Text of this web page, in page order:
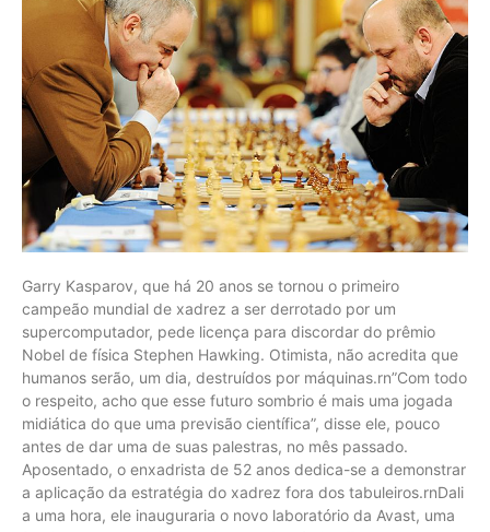
Garry Kasparov, que há 20 anos se tornou o primeiro campeão mundial de xadrez a ser derrotado por um supercomputador, pede licença para discordar do prêmio Nobel de física Stephen Hawking. Otimista, não acredita que humanos serão, um dia, destruídos por máquinas.rn”Com todo o respeito, acho que esse futuro sombrio é mais uma jogada midiática do que uma previsão científica”, disse ele, pouco antes de dar uma de suas palestras, no mês passado. Aposentado, o enxadrista de 52 anos dedica-se a demonstrar a aplicação da estratégia do xadrez fora dos tabuleiros.rnDali a uma hora, ele inauguraria o novo laboratório da Avast, uma fabricante de antivírus sediada na República Tcheca. Nos países do antigo bloco soviético, Kasparov, nascido no Azerbaijão, é um nome que ressoa –assim como ressoa sua relação com computadores.rn”Gostam de lembrar do jogo que perdi, mas ganhei a guerra.” Referia-se à partida de 10 de fevereiro de 1996 contra Deep Blue, um supercomputador da IBM. Kasparov ganharia três partidas e empataria outras duas contra o oponente de silício, mantendo o título mundial.rnUm ano depois da disputa, a máquina, atualizada, venceu a revanche.rnrn rn rn Peter Morgan – 11.mai.1997/Reutersrn rn rn rn rn rn Plateia assiste a embate entre Kasparov e o computador Deep Blue, da IBMrn rn rnrnCampeão mundial desde 1985, ele não estava acostumado a perder. Deep Blue era algo diferente, no entanto. “Máquinas são um oponente com algum tipo de característica estranha”, diz. “Hoje, elas são invencíveis por algo que nenhum ser humano pode superar: consistência.”rnDepois de muitos jogos de alto nível e de ter escrito um livro sobre a estratégia dos mestres que o inspiraram, Kasparov chegou à conclusão de que o xeque-mate está nos detalhes –e de que eles não fogem a olhos eletrônicos.rn”Em nenhuma partida que joguei, nenhuma mesmo, houve grandes erros; apenas pequenas imprecisões –que não significam nada quando se está enfrentado um ser humano”, afirma. “Mas o nível de precisão e de vigilância que se requer para ganhar de uma máquina nunca se encontrou em um humano.”rnAgora, o enxadrista vê a inteligência artificial que o derrotou como uma questão de outra ordem, maior até do que reis e rainhas.rnHá duas semanas, um supercomputador do Google foi capaz de derrotar o campeão europeu do jogo chinês Go, cuja lógica não se presta tão bem à força bruta dos algoritmos que jogam xadrez.rnPara vencer no jogo de Kasparov, basta um sistema eficiente para testar, em pouco tempo, milhares (e talvez milhões) de jogadas. No tabuleiro chinês, é difícil descrever ao computador o problema e a solução. Nesse caso, foi preciso simular o funcionamento de neurônios em software e deixar que ele aprendesse sozinho.rnO princípio das redes neurais e do aprendizado de máquina é o que está por trás do boom da inteligência artificial nos últimos anos, e alimenta desde assistentes virtuais, como a Siri, da Apple, até os carros autônomos do Google.rnO AlphaGo é cria da britânica DeepMind, adquirida pelo Google para levar à gigante californiana cérebros humanos que pensam sobre cérebros de máquinas. E eles pensam muito em jogos.rnTabuleiros são ótimos tubos de ensaio para as mentes de silício: oferecem desafios análogos aos do mundo real em um ambiente mais fácil de controlar e medir.rn”Queremos aplicar essas técnicas em problemas reais”, disse Demis Hassabis, um dos criadores do AlphaGo, ao jornal “Financial Times”.rnNem isso preocupa Kasparov. “Já ouvimos muito que a tecnologia nos destruiria. Não aconteceu e não acho que vai acontecer.”rn*rnXEQUE-MATErnOs computadores nos jogosrnrn 1958 Pesquisadores da universidade norte-americana Carnegie-Mellon criam algoritmo que aumenta eficiência de computadores jogando xadrezrn 1979 O programa BKG 9.8 vence o jogador de gamão italiano Luigi Villa. Com o uso de um dado, jogo mistura estratégia e sorte, que pode ter ajudado o computadorrn 1994 O programa Chinook chega à final do mundial de damas e é campeão com a desistência de Marion Tinsley, que descobre ter câncerrn 1996 Garry Kasparov perde primeira partida para um computador. Ele ganharia a disputa vencendo três jogos de seis e empatando outros doisrn 1997 Na revanche contra o Deep Blue, computador da IBM, Kasparov leva a pior. Perde duas partidas, vence uma delas e empata três outros jogosrn 2006 O programa Quackle vence David Boys, campeão de Scrabble, jogo de estratégia em que se deve soletrar palavras em um tabuleirorn 2016 O AlphaGo, computador do Google, usa sistema inspirado em redes de neurônios para vencer o campeão europeu do jogo chinês GornrnGarry Kasparov, que há 20 anos se tornou o primeiro campeão mundial de xadrez a ser derrotado por um supercomputador, pede licença para discordar do prêmio Nobel de física Stephen Hawking. Otimista, não acredita que humanos serão, um dia, destruídos por máquinas.rn”Com todo o respeito, acho que esse futuro sombrio é mais uma jogada midiática do que uma previsão científica”, disse ele, pouco antes de dar uma de suas palestras, no mês passado. Aposentado, o enxadrista de 52 anos dedica-se a demonstrar a aplicação da estratégia do xadrez fora dos tabuleiros.rnDali a uma hora, ele inauguraria o novo laboratório da Avast, uma fabricante de antivírus sediada na República Tcheca. Nos países do antigo bloco soviético, Kasparov, nascido no Azerbaijão, é um nome que ressoa –assim como ressoa sua relação com computadores.rn”Gostam de lembrar do jogo que perdi, mas ganhei a guerra.” Referia-se à partida de 10 de fevereiro de 1996 contra Deep Blue, um supercomputador da IBM. Kasparov ganharia três partidas e empataria outras duas contra o oponente de silício, mantendo o título mundial.rnUm ano depois da disputa, a máquina, atualizada, venceu a revanche.rnPeter Morgan – 11.mai.1997/Reuters rnXadrez: duelo entre Garry Kasparov e o computador Deep Blue da I.B.M: World chess champion Garry Kasparov rests his head in his hands as he is seen on a monitor during game six of the chess match against IBM supercomputer Deep Blue, May 11. The supercomputer made chess history Sunday when it defeated Kasparov for an overall victory in their six game re-match, the first time a computer has triumphed over a reigning world champion in a classical match. Kasparov resigned after 19 moves. ms/Photo by Peter Morgan REUTERS*** NÃO UTILIZAR SEM ANTES CHECAR CRÉDITO E LEGENDA***rnPlateia assiste a embate entre Kasparov e o computador Deep Blue, da IBMrnCampeão mundial desde 1985, ele não estava acostumado a perder. Deep Blue era algo diferente, no entanto. “Máquinas são um oponente com algum tipo de característica estranha”, diz. “Hoje, elas são invencíveis por algo que nenhum ser humano pode superar: consistência.”rnDepois de muitos jogos de alto nível e de ter escrito um livro sobre a estratégia dos mestres que o inspiraram, Kasparov chegou à conclusão de que o xeque-mate está nos detalhes –e de que eles não fogem a olhos eletrônicos.rn”Em nenhuma partida que joguei, nenhuma mesmo, houve grandes erros; apenas pequenas imprecisões –que não significam nada quando se está enfrentado um ser humano”, afirma. “Mas o nível de precisão e de vigilância que se requer para ganhar de uma máquina nunca se encontrou em um humano.”rnAgora, o enxadrista vê a inteligência artificial que o derrotou como uma questão de outra ordem, maior até do que reis e rainhas.rnHá duas semanas, um supercomputador do Google foi capaz de derrotar o campeão europeu do jogo chinês Go, cuja lógica não se presta tão bem à força bruta dos algoritmos que jogam xadrez.rnPara vencer no jogo de Kasparov, basta um sistema eficiente para testar, em pouco tempo, milhares (e talvez milhões) de jogadas. No tabuleiro chinês, é difícil descrever ao computador o problema e a solução. Nesse caso, foi preciso simular o funcionamento de neurônios em software e deixar que ele aprendesse sozinho.rnO princípio das redes neurais e do aprendizado de máquina é o que está por trás do boom da inteligência artificial nos últimos anos, e alimenta desde assistentes virtuais, como a Siri, da Apple, até os carros autônomos do Google.rnO AlphaGo é cria da britânica DeepMind, adquirida pelo Google para levar à gigante californiana cérebros humanos que pensam sobre cérebros de máquinas. E eles pensam muito em jogos.rnTabuleiros são ótimos tubos de ensaio para as mentes de silício: oferecem desafios análogos aos do mundo real em um ambiente mais fácil de controlar e medir.rn”Queremos aplicar essas técnicas em problemas reais”, disse Demis Hassabis, um dos criadores do AlphaGo, ao jornal “Financial Times”.rnNem isso preocupa Kasparov. “Já ouvimos muito que a tecnologia nos destruiria. Não aconteceu e não acho que vai acontecer.”rn*rnXEQUE-MATErnOs computadores nos jogosrn1958 Pesquisadores da universidade norte-americana Carnegie-Mellon criam algoritmo que aumenta eficiência de computadores jogando xadrezrn1979 O programa BKG 9.8 vence o jogador de gamão italiano Luigi Villa. Com o uso de um dado, jogo mistura estratégia e sorte, que pode ter ajudado o computadorrn1994 O programa Chinook chega à final do mundial de damas e é campeão com a desistência de Marion Tinsley, que descobre ter câncerrn1996 Garry Kasparov perde primeira partida para um computador. Ele ganharia a disputa vencendo três jogos de seis e empatando outros doisrn1997 Na revanche contra o Deep Blue, computador da IBM, Kasparov leva a pior. Perde duas partidas, vence uma delas e empata três outros jogosrn2006 O programa Quackle vence David Boys, campeão de Scrabble, jogo de estratégia em que se deve soletrar palavras em um tabuleirorn2016 O AlphaGo, computador do Google, usa sistema inspirado em redes de neurônios para vencer o campeão europeu do jogo chinês GornrnDivulgação rnTEC 08.02.2016 – O jogador de tabuleiro Marion Tinsley (Dir.), durante jogo contra um dos criadores do programa Chinook, programa que venceu o jogador por desistência. O programa foi criado por pesquisadores da Universidade de Alberta, no Canadá – (Foto: Divulgação)rnO jogador de